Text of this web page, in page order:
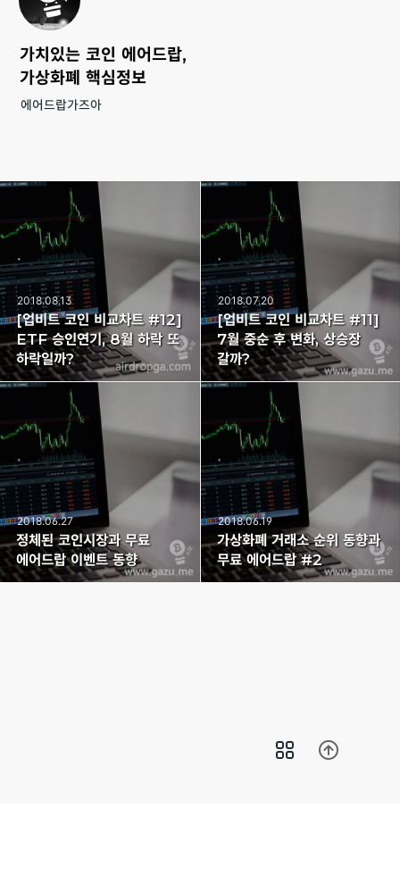
가치있는 코인 에어드랍,
가상화폐 핵심정보
에어드랍가즈아
2018.08.13
[업비트 코인 비교차트 #12]
ETF 승인연기, 8월 하락 또
하락일까?
2018.07.20
[업비트 코인 비교차트 #11]
7월 중순 후 변화, 상승장
갈까?
2018.06.27
정체된 코인시장과 무료
에어드랍 이벤트 동향
2018.06.19
가상화폐 거래소 순위 동향과
무료 에어드랍 #2